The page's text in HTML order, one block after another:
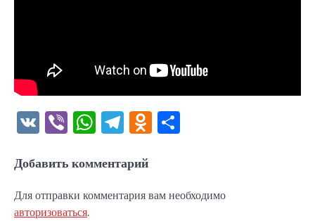
VK ViberWhatsApp
Telegram
Odnoklassniki
Добавить комментарий
Для отправки комментария вам необходимо
авторизоваться.